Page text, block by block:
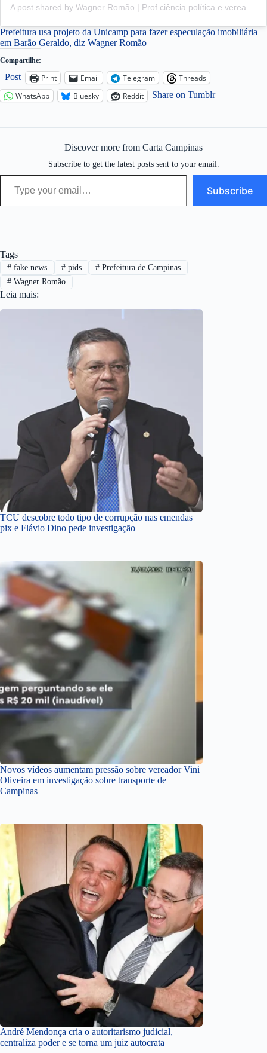
A post shared by Wagner Romão | Prof ciência política e vereador (@profwagnerromao)
Prefeitura usa projeto da Unicamp para fazer especulação imobiliária
em Barão Geraldo, diz Wagner Romão
Compartilhe:
Post Print Email Telegram
Threads
WhatsApp
Bluesky Reddit Share on Tumblr
Discover more from Carta Campinas
Subscribe to get the latest posts sent to your email.
Type your email…
Subscribe
Tags
#fake news #pids # Prefeitura de Campinas
#Wagner Romão
Leia mais:
TCU descobre todo tipo de corrupção nas emendas
pix e Flávio Dino pede investigação
Novos vídeos aumentam pressão sobre vereador Vini
Oliveira em investigação sobre transporte de
Campinas
André Mendonça cria o autoritarismo judicial,
centraliza poder e se torna um juiz autocrata